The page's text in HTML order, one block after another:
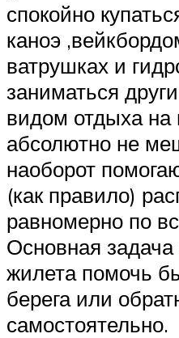
спокойно
каноэ
ватрушках и
заниматься
видом отдыха на
абсолютно не
наоборот
(как правило)
равномерно по
Основная задача
жилета помочь
берега или
самостоятельно.